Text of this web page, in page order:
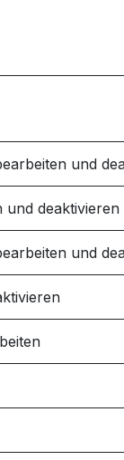
und
und deaktivieren
und